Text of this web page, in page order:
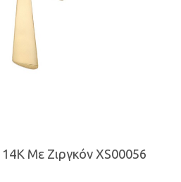
Με Ζιργκόν XS00056